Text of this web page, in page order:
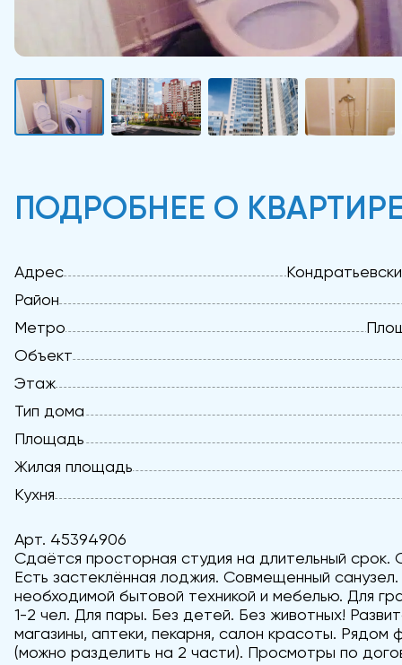
ПОДРОБНЕЕ О
Адрес
Район
Метро
Объект
Этаж
Тип дома
Площадь
Жилая площадь
Кухня
Арт. 45394906
Сдаётся просторная студия на длительный
Есть застеклённая лоджия. Совмещенный
необходимой бытовой техникой и мебелью. Для
1-2 чел. Для пары. Без детей. Без животных!
магазины, аптеки, пекарня, салон красоты. Рядом
(можно разделить на 2 части). Просмотры по